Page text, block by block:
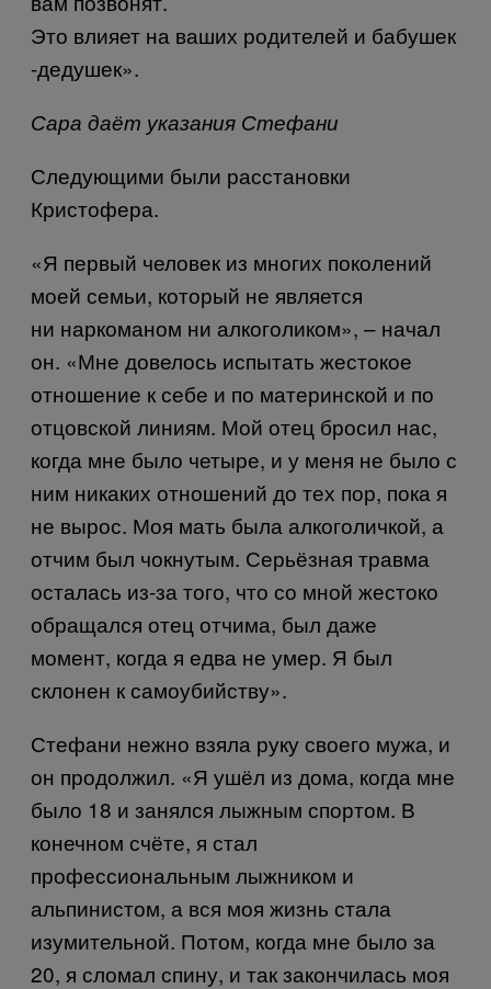
Это влияет на ваших родителей и бабушек
-дедушек».
Сара даёт указания Стефани
Следующими были расстановки
Кристофера.
«Я первый человек из многих поколений
моей семьи, который не является
ни наркоманом ни алкоголиком», – начал
он. «Мне довелось испытать жестокое
отношение к себе и по материнской и по
отцовской линиям. Мой отец бросил нас,
когда мне было четыре, и у меня не было с
ним никаких отношений до тех пор, пока я
не вырос. Моя мать была алкоголичкой, а
отчим был чокнутым. Серьёзная травма
осталась из-за того, что со мной жестоко
обращался отец отчима, был даже
момент, когда я едва не умер. Я был
склонен к самоубийству».
Стефани нежно взяла руку своего мужа, и
он продолжил. «Я ушёл из дома, когда мне
было 18 и занялся лыжным спортом. В
конечном счёте, я стал
профессиональным лыжником и
альпинистом, а вся моя жизнь стала
изумительной. Потом, когда мне было за
20, я сломал спину, и так закончилась моя